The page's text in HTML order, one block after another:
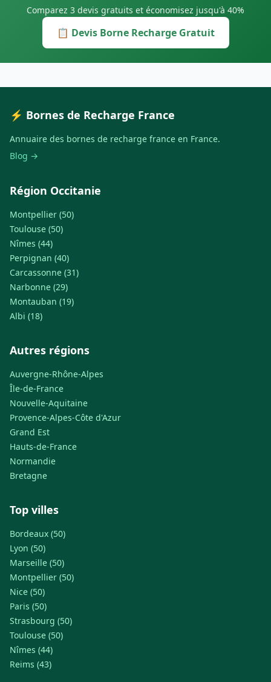
Comparez 3 devis gratuits et économisez jusqu'à 40%
📋 Devis Borne Recharge Gratuit
⚡ Bornes de Recharge France
Annuaire des bornes de recharge france en France.
Blog →
Région Occitanie
Montpellier (50)
Toulouse (50)
Nîmes (44)
Perpignan (40)
Carcassonne (31)
Narbonne (29)
Montauban (19)
Albi (18)
Autres régions
Auvergne-Rhône-Alpes
Île-de-France
Nouvelle-Aquitaine
Provence-Alpes-Côte d'Azur
Grand Est
Hauts-de-France
Normandie
Bretagne
Top villes
Bordeaux (50)
Lyon (50)
Marseille (50)
Montpellier (50)
Nice (50)
Paris (50)
Strasbourg (50)
Toulouse (50)
Nîmes (44)
Reims (43)